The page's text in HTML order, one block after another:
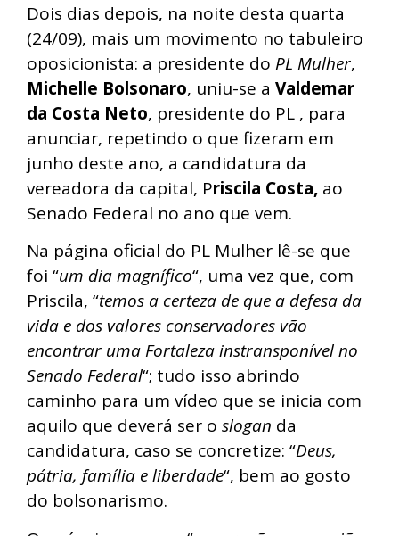
Dois dias depois, na noite desta quarta
(24/09), mais um movimento no tabuleiro
oposicionista: a presidente do PL Mulher,
Michelle Bolsonaro, uniu-se a Valdemar
da Costa Neto, presidente do PL , para
anunciar, repetindo o que fizeram em
junho deste ano, a candidatura da
vereadora da capital, Priscila Costa, ao
Senado Federal no ano que vem.
Na página oficial do PL Mulher lê-se que
foi “um dia magnífico“, uma vez que, com
Priscila, “temos a certeza de que a defesa da
vida e dos valores conservadores vão
encontrar uma Fortaleza instransponível no
Senado Federal“; tudo isso abrindo
caminho para um vídeo que se inicia com
aquilo que deverá ser o slogan da
candidatura, caso se concretize: “Deus,
pátria, família e liberdade“, bem ao gosto
do bolsonarismo.